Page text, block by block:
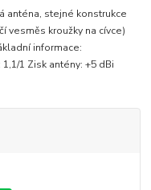
anténa, stejné konstrukce
vesměs kroužky na cívce)
informace:
1 Zisk antény: +5 dBi